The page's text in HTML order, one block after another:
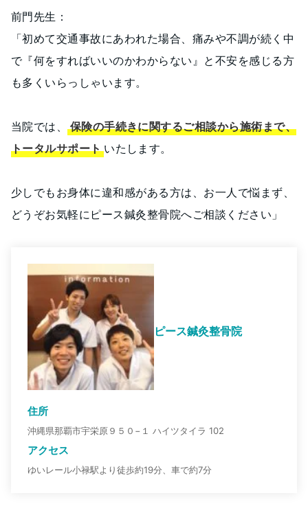
前門先生：
「初めて交通事故にあわれた場合、痛みや不調が続く中
で『何をすればいいのかわからない』と不安を感じる方
も多くいらっしゃいます。
当院では、保険の手続きに関するご相談から施術まで、
トータルサポート いたします。
少しでもお身体に違和感がある方は、お一人で悩まず、
どうぞお気軽にピース鍼灸整骨院へご相談ください」
ピース鍼灸整骨院
住所
沖縄県那覇市宇栄原９５０−１ ハイツタイラ 102
アクセス
ゆいレール小禄駅より徒歩約19分、車で約7分